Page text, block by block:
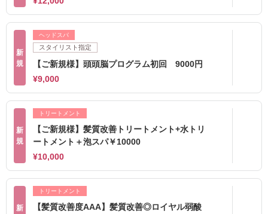
新
規
ヘッドスパ
スタイリスト指定
【ご新規様】頭頭脳プログラム初回 9000円
¥9,000
新
規
トリートメント
【ご新規様】髪質改善トリートメント+水トリ
ートメント＋泡スパ￥10000
¥10,000
新
トリートメント
【髪質改善度AAA】髪質改善◎ロイヤル弱酸